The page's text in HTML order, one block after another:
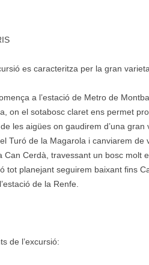
es caracteritza per la gran
a l’estació de Metro de
on el sotabosc claret ens permet
les aigües on gaudirem d’una gran
Turó de la Magarola i canviarem
Can Cerdà, travessant un bosc molt
tot planejant seguirem baixant fins
de la Renfe.
de l’excursió: